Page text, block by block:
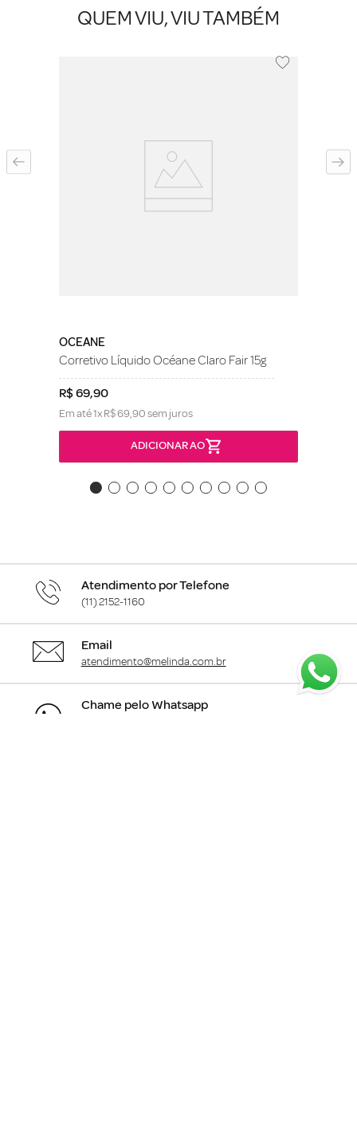
QUEM VIU, VIU TAMBÉM
OCEANE
Corretivo Líquido Océane Claro Fair 15g
R$69,90
Em até1xR$69,90sem juros
ADICIONAR AO
Atendimento por Telefone
(11) 2152-1160
Email
atendimento@melinda.com.br
Chame pelo Whatsapp